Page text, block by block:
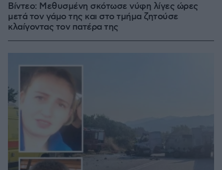
Βίντεο: Μεθυσμένη σκότωσε νύφη λίγες ώρες
μετά τον γάμο της και στο τμήμα ζητούσε
κλαίγοντας τον πατέρα της